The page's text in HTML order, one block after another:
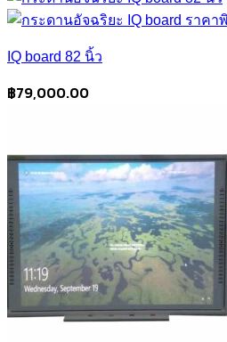
IQ board 82 นิ้ว
฿79,000.00